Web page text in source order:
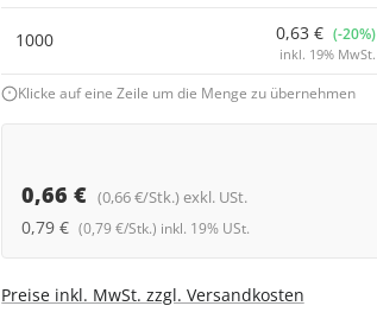
1000 0,63 € (-20%)
inkl. 19% MwSt.
Klicke auf eine Zeile um die Menge zu übernehmen
0,66 € (0,66 €/Stk.) exkl. USt.
0,79 € (0,79 €/Stk.) inkl. 19% USt.
Preise inkl. MwSt. zzgl. Versandkosten